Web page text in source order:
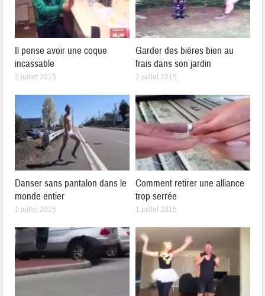
Il pense avoir une coque
incassable
2 juillet 2015
Garder des bières bien au
frais dans son jardin
2 juillet 2015
Danser sans pantalon dans le
monde entier
1 juillet 2015
Comment retirer une alliance
trop serrée
1 juillet 2015